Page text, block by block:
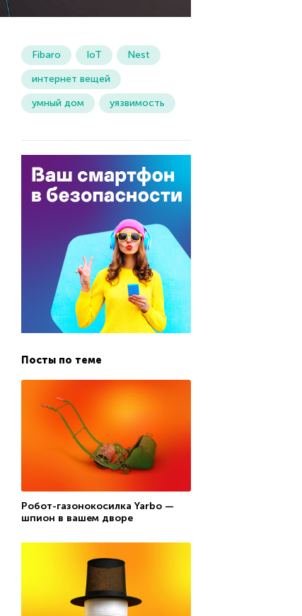
Fibaro IoT
Nest
интернет вещей
умный дом
уязвимость
Посты по теме
Робот-газонокосилка Yarbo —
шпион в вашем дворе